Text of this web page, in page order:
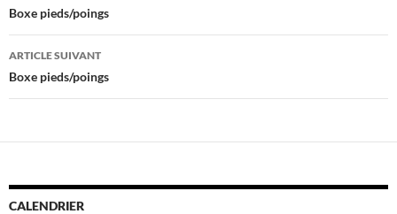
des
articles
Boxe pieds/poings
ARTICLE SUIVANT
Boxe pieds/poings
CALENDRIER